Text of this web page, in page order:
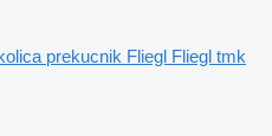
prekucnik Fliegl Fliegl tmk